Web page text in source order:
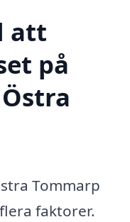
att
på
Tommarp
faktorer.